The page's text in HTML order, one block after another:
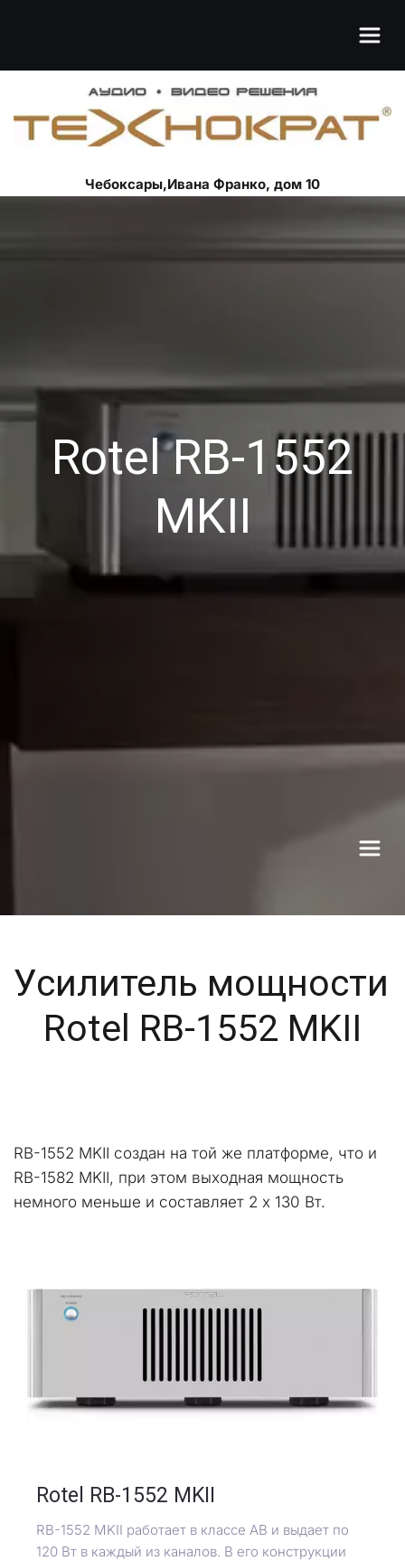
Чебоксары,Ивана Франко, дом 10
Rotel RB-1552
MKII
Усилитель мощности
Rotel RB-1552 MKII
RB-1552 MKII создан на той же платформе, что и
RB-1582 MKII, при этом выходная мощность
немного меньше и составляет 2 x 130 Вт.
Rotel RB-1552 MKII
RB-1552 MKII работает в классе АВ и выдает по
120 Вт в каждый из каналов. В его конструкции